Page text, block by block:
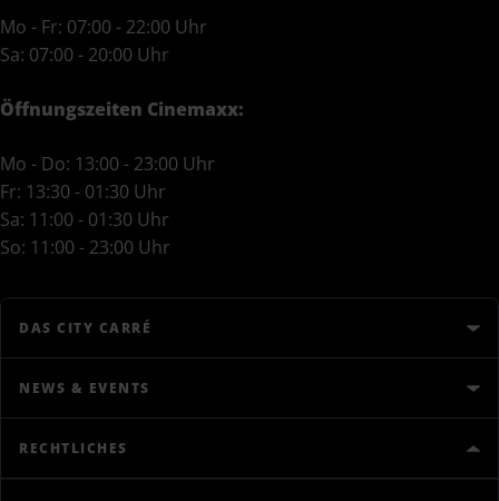
Mo - Fr: 07:00 - 22:00 Uhr
Sa: 07:00 - 20:00 Uhr
Öffnungszeiten Cinemaxx:
Mo - Do: 13:00 - 23:00 Uhr
Fr: 13:30 - 01:30 Uhr
Sa: 11:00 - 01:30 Uhr
So: 11:00 - 23:00 Uhr
DAS CITY CARRÉ
NEWS & EVENTS
RECHTLICHES